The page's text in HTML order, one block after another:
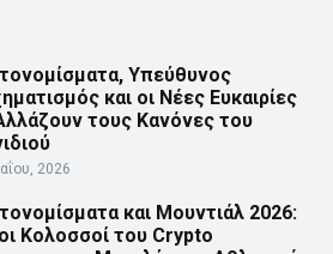
Υπεύθυνος
και οι Νέες Ευκαιρίες
τους Κανόνες του
2026
και Μουντιάλ 2026:
Κολοσσοί του Crypto